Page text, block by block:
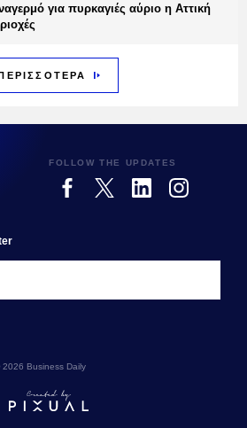
για πυρκαγιές αύριο η Αττική
FOLLOW THE UPDATES
2026 Business Daily